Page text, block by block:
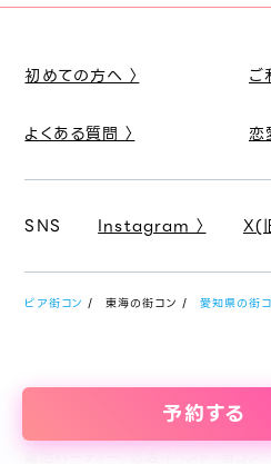
予約する
初めての方へ 〉 ご
よくある質問 〉 恋
SNS Instagram 〉 X(
ピア街コン 東海の街コン 愛知県の街
婚活パーティー・恋活イベント・街コ